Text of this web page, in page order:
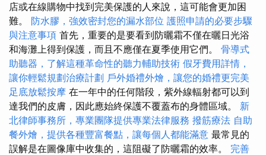
店或在線購物中找到完美保護的人來說，這可能會更加困
難。 防水膠，強效密封您的漏水部位 護照申請的必要步驟
與注意事項 首先，重要的是要看到防曬霜不僅在曬日光浴
和海灘上得到保護，而且不應僅在夏季使用它們。 骨導式
助聽器，了解這種革命性的聽力輔助技術 假牙費用詳情，
讓你輕鬆規劃治療計劃 戶外婚禮外燴，讓您的婚禮更完美
足底放鬆按摩 在一年中的任何階段，紫外線輻射都可以到
達我們的皮膚，因此應始終保護不覆蓋布的身體區域。 新
北律師事務所，專業團隊提供專業法律服務 撥筋療法 自助
餐外燴，提供各種豐富餐點，讓每個人都能滿意 最常見的
誤解是在圖像庫中收集的，這阻礙了防曬霜的效率。 完善